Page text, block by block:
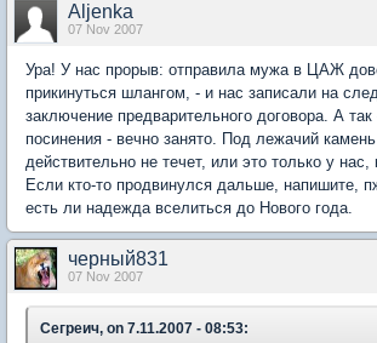
Aljenka
07 Nov 2007
Ура! У нас прорыв: отправила мужа в ЦАЖ
прикинуться шлангом, - и нас записали на
заключение предварительного договора. А
посинения - вечно занято. Под лежачий
действительно не течет, или это только у
Если кто-то продвинулся дальше, напишите,
есть ли надежда вселиться до Нового года.
черный831
07 Nov 2007
Сегреич, on 7.11.2007 - 08:53: